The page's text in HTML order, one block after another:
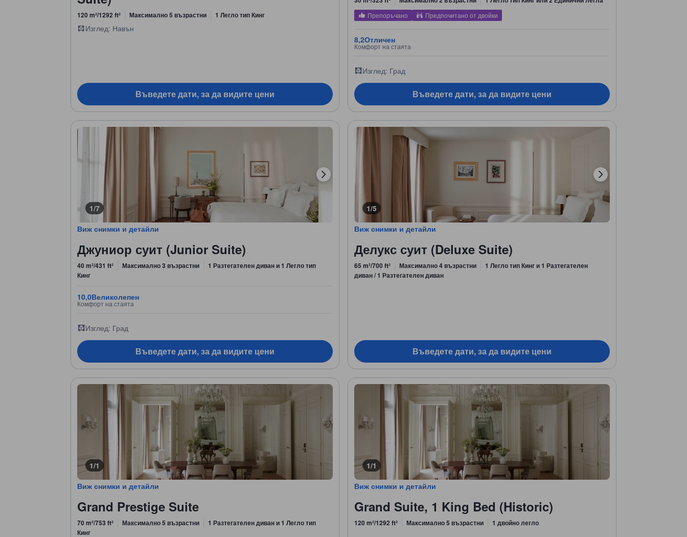
120 m²/1292 ft² Максимално 5 възрастни 1 Легло тип Кинг
Изглед: Навън
Въведете дати, за да видите цени
Препоръчано Предпочитано от двойки
8,2Отличен
Комфорт на стаята
Изглед: Град
Въведете дати, за да видите цени
1/7
Виж снимки и детайли
Джуниор суит (Junior Suite)
40 m²/431 ft² Максимално 3 възрастни
1 Разтегателен диван и 1 Легло тип
Кинг
10,0Великолепен
Комфорт на стаята
Изглед: Град
Въведете дати, за да видите цени
1/5
Виж снимки и детайли
Делукс суит (Deluxe Suite)
65 m²/700 ft² Максимално 4 възрастни
1 Легло тип Кинг и 1 Разтегателен
диван / 1 Разтегателен диван
Въведете дати, за да видите цени
1/1
Виж снимки и детайли
Grand Prestige Suite
70 m²/753 ft² Максимално 5 възрастни
1 Разтегателен диван и 1 Легло тип
Кинг
1/1
Виж снимки и детайли
Grand Suite, 1 King Bed (Historic)
120 m²/1292 ft² Максимално 5 възрастни 1 двойно легло